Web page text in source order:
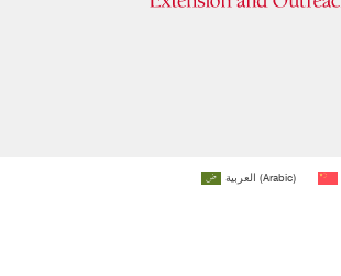
العربية (Arabic)